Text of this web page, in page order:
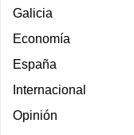
Galicia
Economía
España
Internacional
Opinión